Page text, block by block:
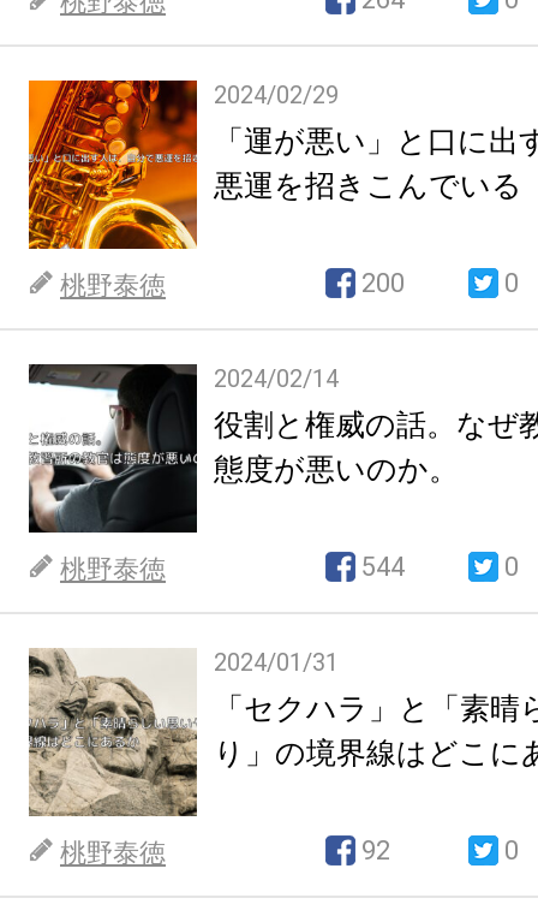
2024/02/29
「運が悪い」と口に出
悪運を招きこんでいる
桃野泰徳 200 0
2024/02/14
役割と権威の話。なぜ
態度が悪いのか。
桃野泰徳 544 0
2024/01/31
「セクハラ」と「素
り」の境界線はどこに
桃野泰徳 92 0